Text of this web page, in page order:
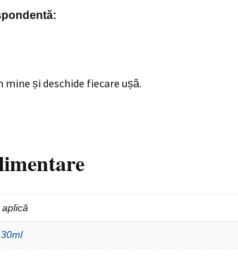
mine și deschide fiecare ușă.
30ml